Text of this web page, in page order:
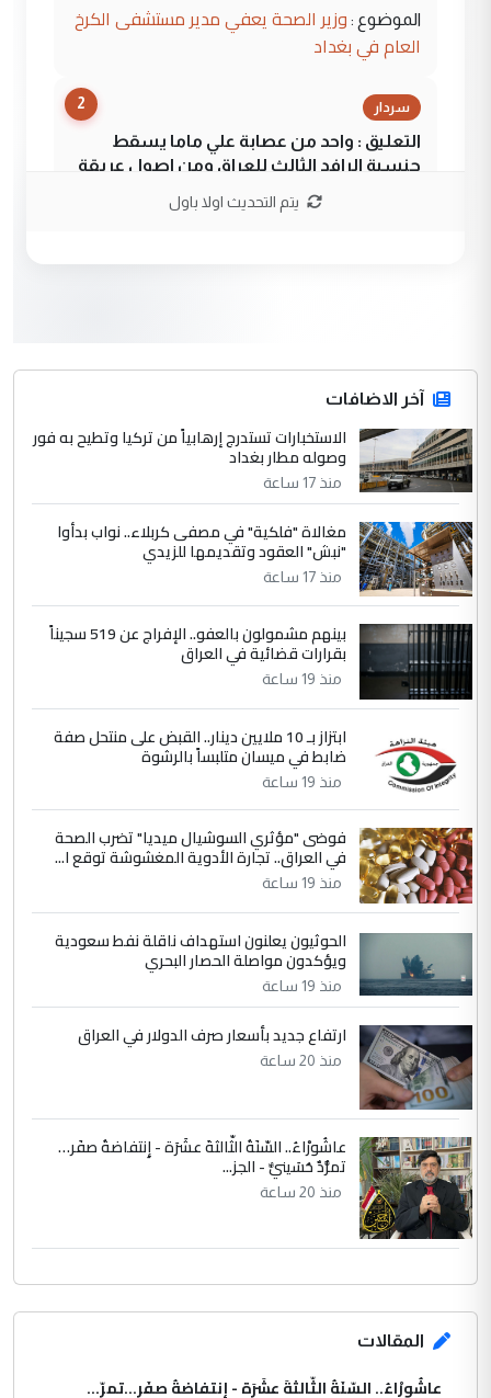
الموضوع : وزير الصحة يعفي مدير مستشفى الكرخ
العام في بغداد
2 سردار
التعليق : واحد من عصابة علي ماما يسقط
جنسية الرافد الثالث للعراق ومن اصول عريقة
جنسية الرافد الثالث للعراق ومن اصول عريقة
ابا فرات ...
الموضوع :
الجواهري يرد على صدام حسين سل
مضجعيك يابن الزنا (نص كامل)
حيدر عاشور
التعليق : تحياتي لك استاذ حامدتركان. كلام
دقيق ومسؤول؛ فالاستثمار الحقيقي للإنسان
وثروات البلد يعتمد على الكفاءة ...
الموضوع :
بين الإهمال واغتصاب الأرض.. بلاد
الرافدين تعاني الجفاف والتصحر!!
التعليق : هذه الزيارة تنفع لبنان، دون الشعب
العراقي، الذي احترق بحر الصيف، في حين
حكومة الزيدي ...
الموضوع :
نواف سلام في بغداد.. "الفيول" مقابل
تصدير النفط العراقي
يتم التحديث اولا باول
آخر الاضافات
الاستخبارات تستدرج إرهابياً من تركيا وتطيح به فور
وصوله مطار بغداد
منذ 17 ساعة
مغالاة "فلكية" في مصفى كربلاء.. نواب بدأوا
"نبش" العقود وتقديمها للزيدي
منذ 17 ساعة
بينهم مشمولون بالعفو.. الإفراج عن 519 سجيناً
بقرارات قضائية في العراق
منذ 19 ساعة
ابتزاز بـ 10 ملايين دينار.. القبض على منتحل صفة
ضابط في ميسان متلبساً بالرشوة
منذ 19 ساعة
فوضى "مؤثري السوشيال ميديا" تضرب الصحة
في العراق.. تجارة الأدوية المغشوشة توقع ا...
منذ 19 ساعة
الحوثيون يعلنون استهداف ناقلة نفط سعودية
ويؤكدون مواصلة الحصار البحري
منذ 19 ساعة
ارتفاع جديد بأسعار صرف الدولار في العراق
منذ 20 ساعة
عاشُورْاءُ.. السّنَةُ الثّالثةَ عشَرَة - إِنتفاضةُ صفَر…
تمرُّدٌ حُسَينيٌّ - الجز...
منذ 20 ساعة
المقالات
عاشُورْاءُ.. السّنَةُ الثّالثةَ عشَرَة - إِنتفاضةُ صفَر…تمرّ...